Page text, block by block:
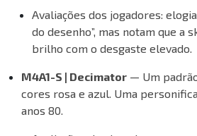
Avaliações dos jogadores:
do desenho”, mas notam que a
brilho com o desgaste elevado.
M4A1-S | Decimator — Um
cores rosa e azul. Uma
anos 80.